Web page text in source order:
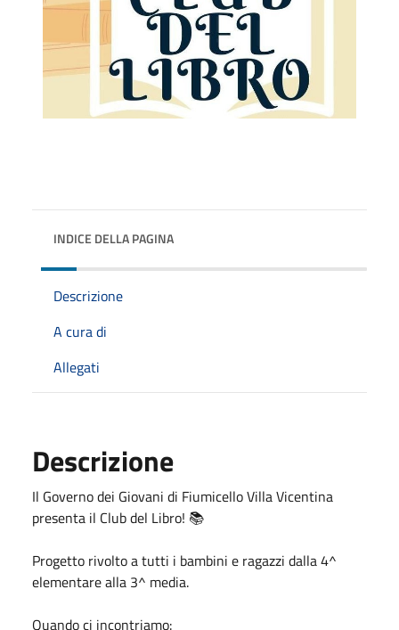
INDICE DELLA PAGINA
Descrizione
A cura di
Allegati
Descrizione
Il Governo dei Giovani di Fiumicello Villa Vicentina
presenta il Club del Libro! 📚
Progetto rivolto a tutti i bambini e ragazzi dalla 4^
elementare alla 3^ media.
Quando ci incontriamo: